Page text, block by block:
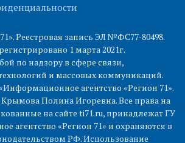
Реестровая запись ЭЛ №ФС77-80498.
1 марта 2021г.
по надзору в сфере связи,
и массовых коммуникаций.
агентство «Регион 71».
Полина Игоревна. Все права на
на сайте ti71.ru, принадлежат ГУ
агентство «Регион 71» и охраняются в
РФ. Использование